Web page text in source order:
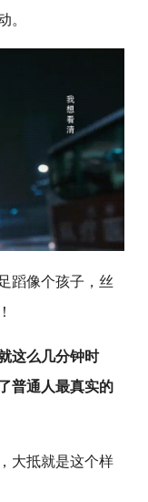
蹈像个孩子，丝
这么几分钟时
普通人最真实的
大抵就是这个样